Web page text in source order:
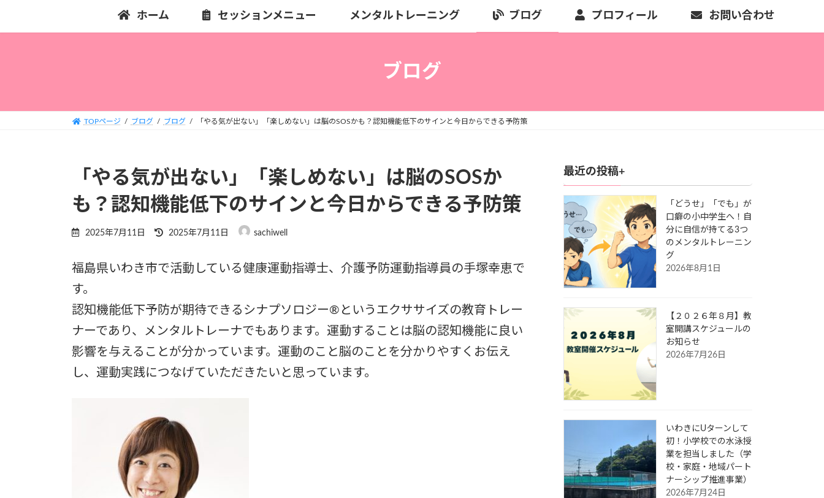
キ
に
ホーム セッションメニュー メンタルトレーニング ブログ プロフィール お問い合わせ
ブログ
TOPページ ブログ ブログ 「やる気が出ない」「楽しめない」は脳のSOSかも？認知機能低下のサインと今日からできる予防策
「やる気が出ない」「楽しめない」は脳のSOSか
も？認知機能低下のサインと今日からできる予防策
2025年7月11日
最
新
:
2025年7月11日 sachiwell
福島県いわき市で活動している健康運動指導士、介護予防運動指導員の手塚幸恵で
す。
認知機能低下予防が期待できるシナプソロジー®というエクササイズの教育トレー
ナーであり、メンタルトレーナでもあります。運動することは脳の認知機能に良い
影響を与えることが分かっています。運動のこと脳のことを分かりやすくお伝え
し、運動実践につなげていただきたいと思っています。
最近の投稿+
「どうせ」「でも」が
口癖の小中学生へ！自
分に自信が持てる3つ
のメンタルトレーニン
グ
2026年8月1日
【２０２６年８月】教
室開講スケジュールの
お知らせ
2026年7月26日
いわきにUターンして
初！小学校での水泳授
業を担当しました（学
校・家庭・地域パート
ナーシップ推進事業）
2026年7月24日